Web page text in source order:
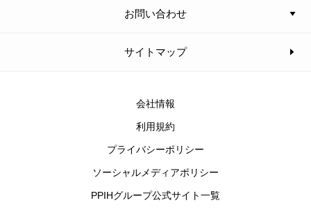
お問い合わせ
サイトマップ
会社情報
利用規約
プライバシーポリシー
ソーシャルメディアポリシー
PPIHグループ公式サイト一覧